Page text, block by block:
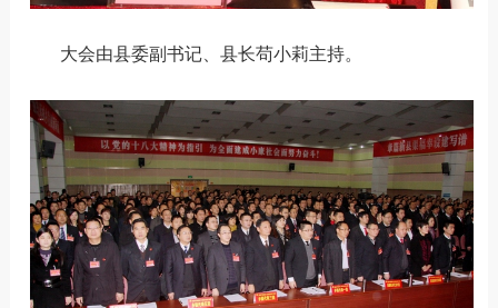
大会由县委副书记、县长苟小莉主持。